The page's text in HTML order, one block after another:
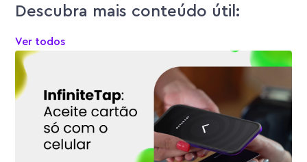
Descubra mais conteúdo útil:
Ver todos